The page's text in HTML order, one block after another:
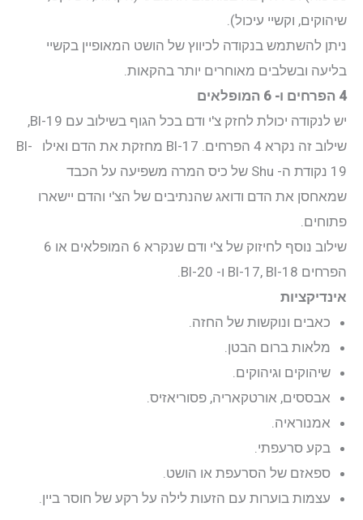
שיהוקים, וקשיי עיכול).
ניתן להשתמש בנקודה לכיווץ של הושט המאופיין בקשיי
בליעה ובשלבים מאוחרים יותר בהקאות.
4 הפרחים ו- 6 המופלאים
יש לנקודה יכולת לחזק צ'י ודם בכל הגוף בשילוב עם Bl-19,
שילוב זה נקרא 4 הפרחים. Bl-17 מחזקת את הדם ואילו Bl-
19 נקודת ה- Shu של כיס המרה משפיעה על הכבד
שמאחסן את הדם ודואג שהנתיבים של הצ'י והדם יישארו
פתוחים.
שילוב נוסף לחיזוק של צ'י ודם שנקרא 6 המופלאים או 6
הפרחים Bl-17, Bl-18 ו- Bl-20.
אינדיקציות
כאבים ונוקשות של החזה.
מלאות ברום הבטן.
שיהוקים וגיהוקים.
אבססים, אורטקאריה, פסוריאזיס.
אמנוראיה.
בקע סרעפתי.
ספאזם של הסרעפת או הושט.
עצמות בוערות עם הזעות לילה על רקע של חוסר ביין.